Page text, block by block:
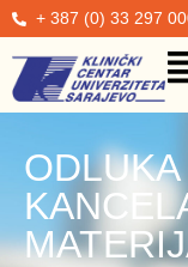
+ 387 (0) 33 297